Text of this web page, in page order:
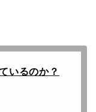
いるのか？